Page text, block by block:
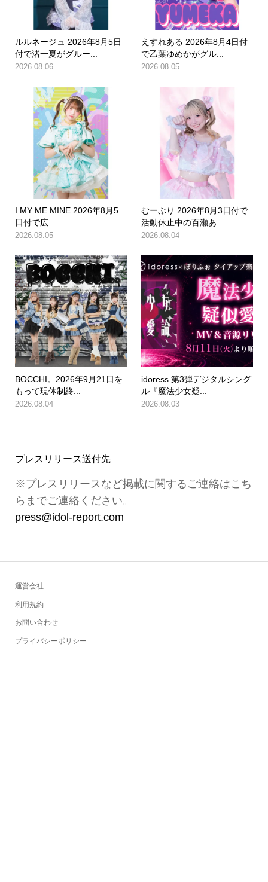
ルルネージュ 2026年8月5日
付で渚一夏がグルー...
2026.08.06
えすれある 2026年8月4日付
で乙葉ゆめかがグル...
2026.08.05
I MY ME MINE 2026年8月5
日付で広...
2026.08.05
むーぷり 2026年8月3日付で
活動休止中の百瀬あ...
2026.08.04
BOCCHI。2026年9月21日を
もって現体制終...
2026.08.04
idoress 第3弾デジタルシング
ル『魔法少女疑...
2026.08.03
プレスリリース送付先
※プレスリリースなど掲載に関するご連絡はこち
らまでご連絡ください。
press@idol-report.com
運営会社
利用規約
お問い合わせ
プライバシーポリシー